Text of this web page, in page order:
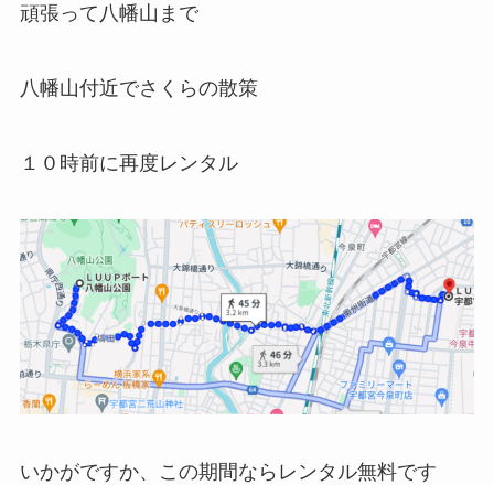
頑張って八幡山まで
八幡山付近でさくらの散策
１０時前に再度レンタル
いかがですか、この期間ならレンタル無料です